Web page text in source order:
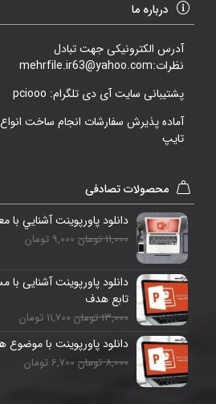
درباره ما
آدرس الکترونیکی جهت تبادل
نظرات:mehrfile.ir63@yahoo.com
پشتیبانی سایت آی دی تلگرام: pciooo
آماده پذیرش سفارشات انجام ساخت
تایپ
محصولات تصادفی
دانلود پاورپوینت آشنايي
11,000 تومان 9,000 تومان
دانلود پاورپوینت آشنایی با
تابع هدف
13,000 تومان 11,700 تومان
دانلود پاورپوینت با
8,000 تومان 6,700 تومان